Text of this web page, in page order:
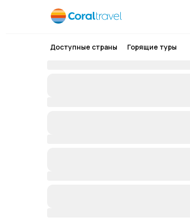
Доступные страны Горящие туры